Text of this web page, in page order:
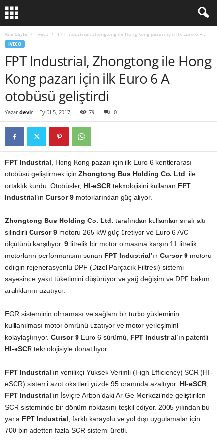
Ana Sayfa Iveco FPT Industrial, Zhongtong ile Hong Kong pazarı için ilk Euro 6 A...
IVECO
FPT Industrial, Zhongtong ile Hong
Kong pazarı için ilk Euro 6 A
otobüsü geliştirdi
Yazar devir - Eylül 5, 2017 79 0
FPT Industrial , Hong Kong pazarı için ilk Euro 6 kentlerarası
otobüsü geliştirmek için Zhongtong Bus Holding Co. Ltd . ile
ortaklık kurdu. Otobüsler, HI-eSCR teknolojisini kullanan FPT
Industrial’ın Cursor 9 motorlarından güç alıyor.
Zhongtong Bus Holding Co. Ltd. tarafından kullanılan sıralı altı
silindirli Cursor 9 motoru 265 kW güç üretiyor ve Euro 6 A/C
ölçütünü karşılıyor. 9 litrelik bir motor olmasına karşın 11 litrelik
motorların performansını sunan FPT Industrial’ın Cursor 9 motoru
edilgin rejenerasyonlu DPF (Dizel Parçacık Filtresi) sistemi
sayesinde yakıt tüketimini düşürüyor ve yağ değişim ve DPF bakım
aralıklarını uzatıyor.
EGR sisteminin olmaması ve sağlam bir turbo yükleminin
kulllanılması motor ömrünü uzatıyor ve motor yerleşimini
kolaylaştırıyor. Cursor 9 Euro 6 sürümü, FPT Industrial’ın patentli
HI-eSCR teknolojisiyle donatılıyor.
FPT Industrial’ın yenilikçi Yüksek Verimli (High Efficiency) SCR (HI-
eSCR) sistemi azot oksitleri yüzde 95 oranında azaltıyor. HI-eSCR
FPT Industrial’ın İsviçre Arbon’daki Ar-Ge Merkezi’nde geliştirilen
SCR sisteminde bir dönüm noktasını teşkil ediyor. 2005 yılından bu
yana FPT Industrial , farklı karayolu ve yol dışı uygulamalar için
700 bin adetten fazla SCR sistemi üretti.